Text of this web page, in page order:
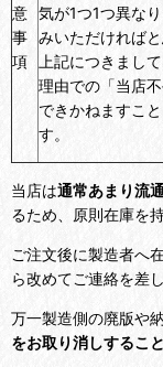
意
事
項
気が1つ1つ異な
みいただければと
上記につきまし
理由での「当店
できかねますこ
す。
当店は通常あまり流
るため、原則在庫を
ご注文後に製造者へ
ら改めてご連絡を差
万一製造側の廃版や
をお取り消しするこ